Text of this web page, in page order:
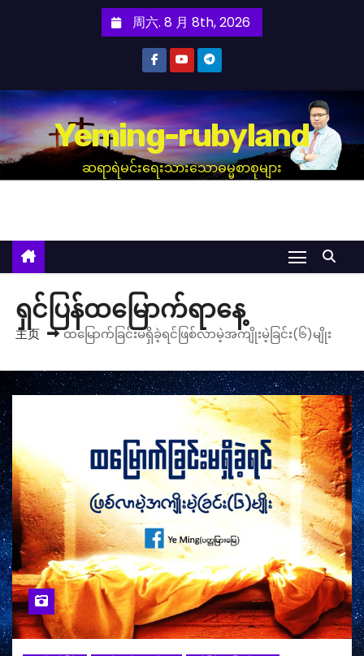
周六. 8 月 8th, 2026
Yeming-rubyland
ဆရာရဲမင်းရေးသားသောဓမ္မစာစုများ
ရှင်ပြန်ထမြောက်ရာနေ့
主页 ထမြောက်ခြင်းမရှိခဲ့ရင်ဖြစ်လာမဲ့အကျိုးမဲ့ခြင်း(၆)မျိုး